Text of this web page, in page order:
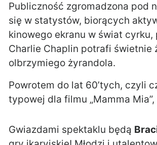
Publiczność zgromadzona pod
się w statystów, biorących
kinowego ekranu w świat
Charlie Chaplin potrafi świetnie
olbrzymiego żyrandola.
Powrotem do lat 60’tych, czyli
typowej dla filmu „Mamma
Gwiazdami spektaklu będą